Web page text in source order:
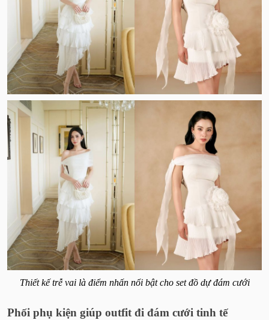
Thiết kế trễ vai là điểm nhấn nổi bật cho set đồ dự đám cưới
Phối phụ kiện giúp outfit đi đám cưới tinh tế